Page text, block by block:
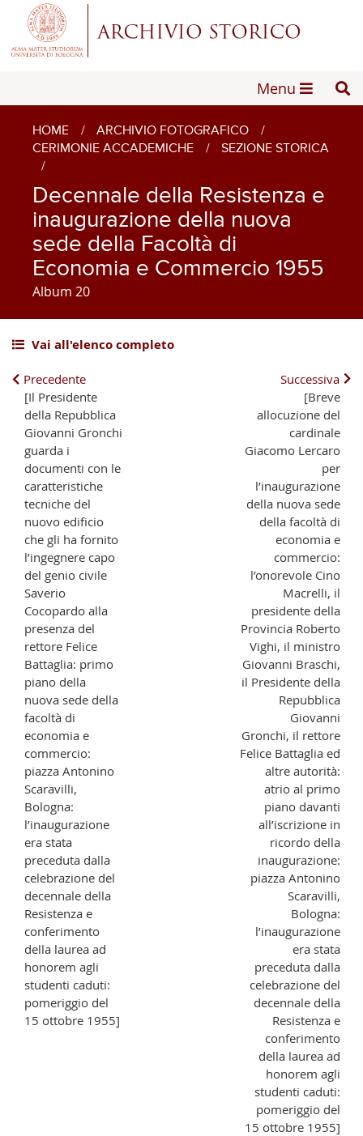
Menu
HOME / ARCHIVIO FOTOGRAFICO
/
CERIMONIE ACCADEMICHE
/
SEZIONE STORICA
/
Decennale della Resistenza e
inaugurazione della nuova
sede della Facoltà di
Economia e Commercio 1955
Album 20
Vai all'elenco completo
Precedente
[Il Presidente
della Repubblica
Giovanni Gronchi
guarda i
documenti con le
caratteristiche
tecniche del
nuovo edificio
che gli ha fornito
l’ingegnere capo
del genio civile
Saverio
Cocopardo alla
presenza del
rettore Felice
Battaglia: primo
piano della
nuova sede della
facoltà di
economia e
commercio:
piazza Antonino
Scaravilli,
Bologna:
l’inaugurazione
era stata
preceduta dalla
celebrazione del
decennale della
Resistenza e
conferimento
della laurea ad
honorem agli
studenti caduti:
pomeriggio del
15 ottobre 1955]
Successiva
[Breve
allocuzione del
cardinale
Giacomo Lercaro
per
l’inaugurazione
della nuova sede
della facoltà di
economia e
commercio:
l’onorevole Cino
Macrelli, il
presidente della
Provincia Roberto
Vighi, il ministro
Giovanni Braschi,
il Presidente della
Repubblica
Giovanni
Gronchi, il rettore
Felice Battaglia ed
altre autorità:
atrio al primo
piano davanti
all’iscrizione in
ricordo della
inaugurazione:
piazza Antonino
Scaravilli,
Bologna:
l’inaugurazione
era stata
preceduta dalla
celebrazione del
decennale della
Resistenza e
conferimento
della laurea ad
honorem agli
studenti caduti:
pomeriggio del
15 ottobre 1955]